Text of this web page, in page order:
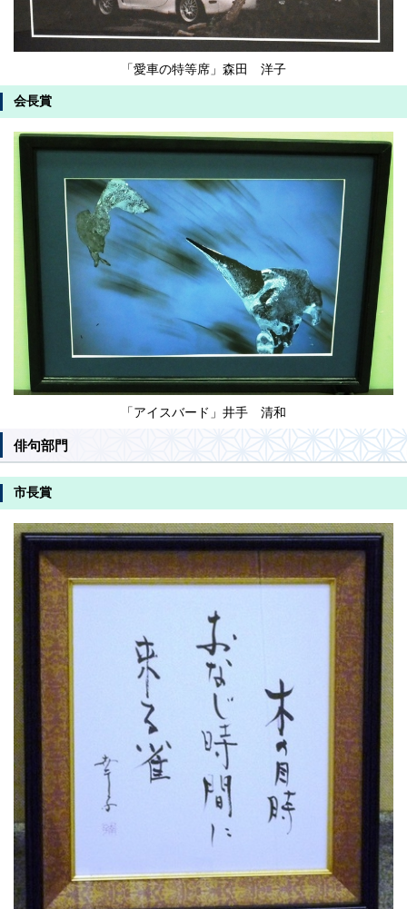
「愛車の特等席」森田 洋子
会長賞
「アイスバード」井手 清和
俳句部門
市長賞